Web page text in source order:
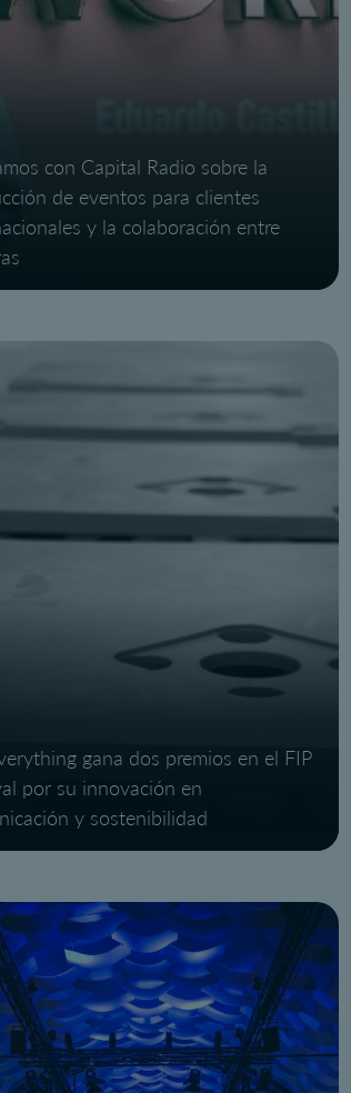
con Capital Radio sobre la
de eventos para clientes
y la colaboración entre
gana dos premios en el FIP
por su innovación en
y sostenibilidad